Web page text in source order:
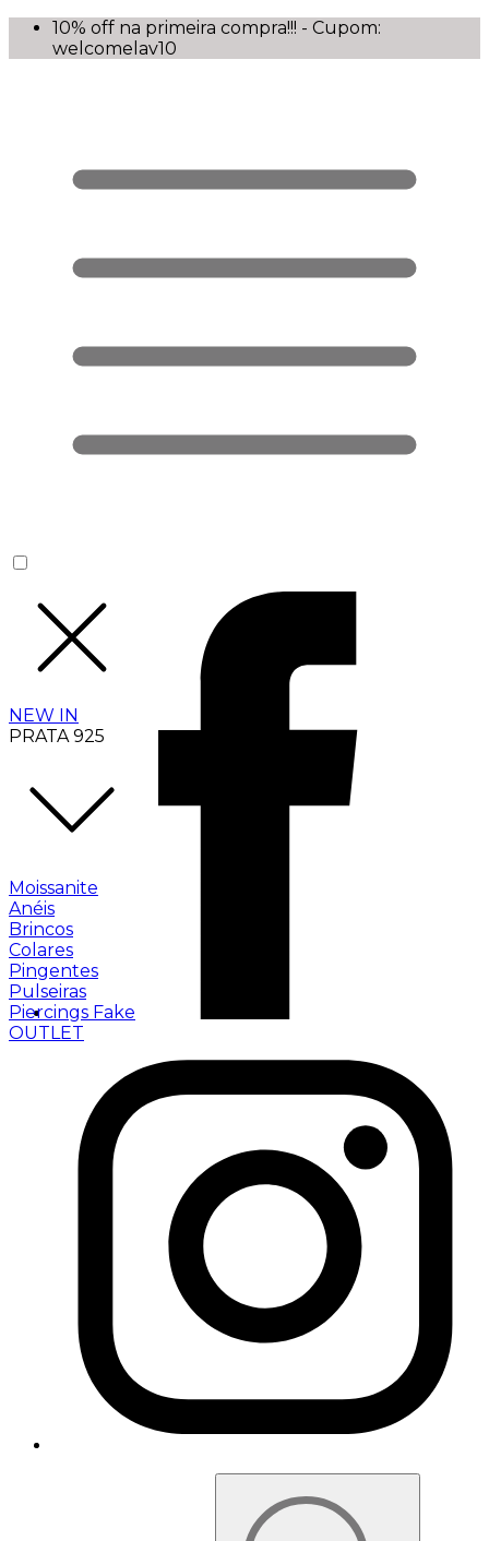
10% off na primeira compra!!! - Cupom:
welcomelav10
NEW IN
PRATA 925
Moissanite
Anéis
Brincos
Colares
Pingentes
Pulseiras
Piercings Fake
OUTLET